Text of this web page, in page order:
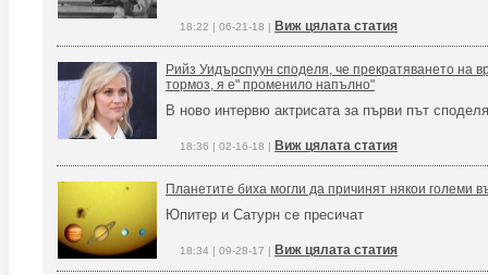
18:22 | 06-21-18 | Виж цялата статия
Рийз Уидърспуун споделя, че прекратяването на
тормоз, я е" променило напълно"
В ново интервю актрисата за първи път
18:36 | 02-16-18 | Виж цялата статия
Планетите биха могли да причинят някои големи
Юпитер и Сатурн се пресичат
18:34 | 09-28-17 | Виж цялата статия